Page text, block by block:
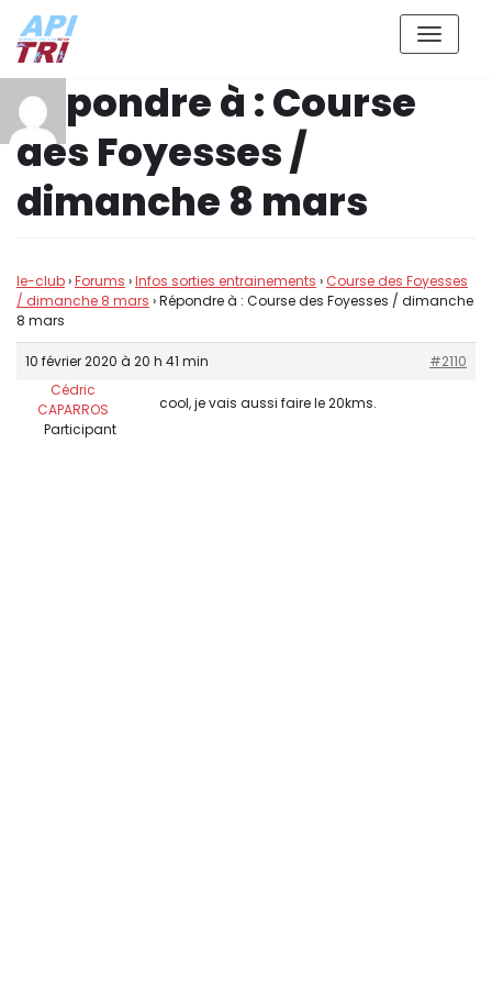
Aller
contenu
Répondre à : Course
des Foyesses /
dimanche 8 mars
le-club›Forums ›Infos sorties entrainements › Course des Foyesses
/ dimanche 8 mars ›Répondre à : Course des Foyesses / dimanche
8 mars
10 février 2020 à 20 h 41 min
#2110
Cédric
CAPARROS
Participant
cool, je vais aussi faire le 20kms.